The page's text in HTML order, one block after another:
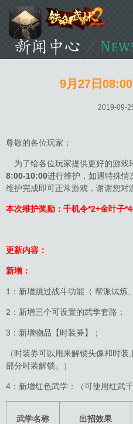
9月27日
2019-09-
尊敬的各位玩家：
为了给各位玩家提供更好的游戏
8:00-10:00进行维护，如遇特殊情
维护完成即可正常游戏，谢谢您对
本次维护奖励：千机令*2+金叶子
更新内容：
新增：
1：新增跳过战斗功能（ 帮派试炼
2：新增三个可设置的武学套路；
3：新增物品【时装券】；
（时装券可以用来解锁头像和时
部分时装解锁。）
4：新增红色武学：（可使用红武
武学名称 出招效果
资讯
论坛 下